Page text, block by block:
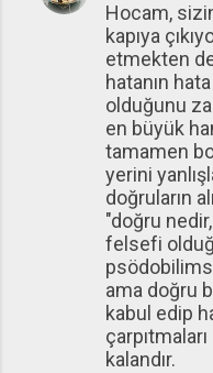
Hocam,
kapıya
etmekten
hatanın
olduğunu
en büyük
tamamen
yerini
doğruların
"doğru
felsefi
ama doğru
kabul edip
kalandır.